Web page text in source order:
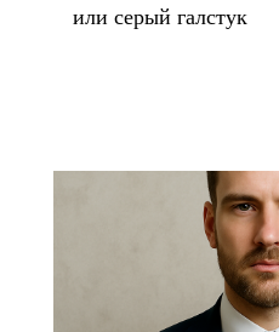
или серый галстук